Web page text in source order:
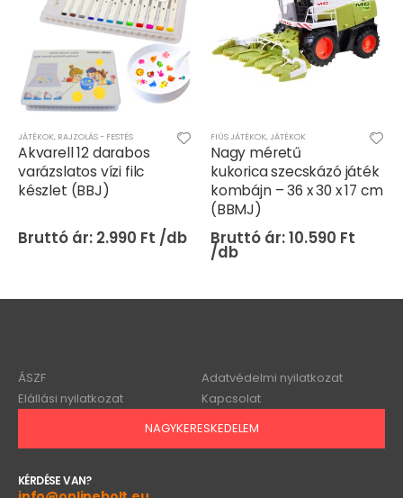
FIÚS JÁTÉKOK,JÁTÉKOK
Nagy méretű
kukorica szecskázó játék
kombájn – 36 x 30 x 17 cm
10.590Ft
FIÚS JÁTÉKOK,JÁTÉKOK
Mezőgazdasági
távirányítós traktor
bálázóval – fejlesztő
játék gyerekeknek,
szórakoztató kaland a
kertben (BBJ)
ÁSZF
Adatvédelmi nyilatkozat
Elállási nyilatkozat
Kapcsolat
KÉRDÉSE VAN?